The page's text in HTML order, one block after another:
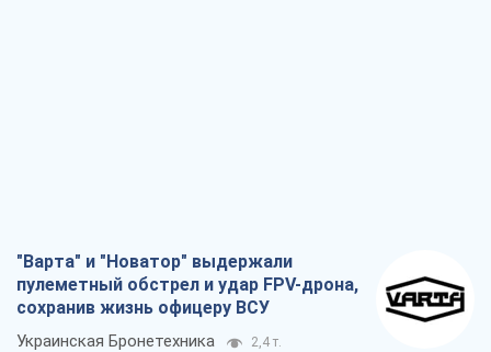
"Варта" и "Новатор" выдержали
пулеметный обстрел и удар FPV-дрона,
сохранив жизнь офицеру ВСУ
Украинская Бронетехника 2,4 т.